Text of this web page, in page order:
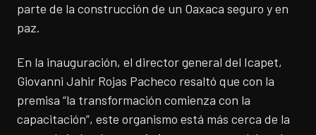
parte de la construcción de un Oaxaca seguro y en
paz.
En la inauguración, el director general del Icapet,
Giovanni Jahir Rojas Pacheco resaltó que con la
premisa “la transformación comienza con la
capacitación”, este organismo está más cerca de la